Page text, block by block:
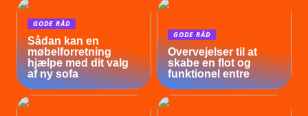
GODE RÅD
Sådan kan en
møbelforretning
hjælpe med dit valg
af ny sofa
GODE RÅD
Overvejelser til at
skabe en flot og
funktionel entre